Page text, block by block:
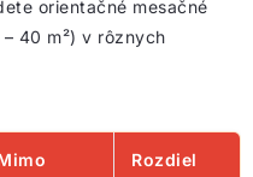
orientačné mesačné
40 m²) v rôznych
Rozdiel